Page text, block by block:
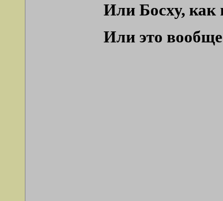
Или Босху, как
Или это вообще